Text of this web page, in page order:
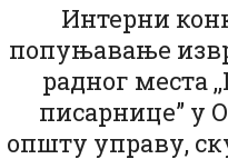
Интерни
попуњавање
радног места
писарнице” у
општу управу,